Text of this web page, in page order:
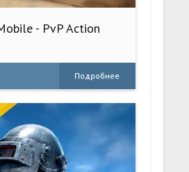
- PvP Action
Подробнее